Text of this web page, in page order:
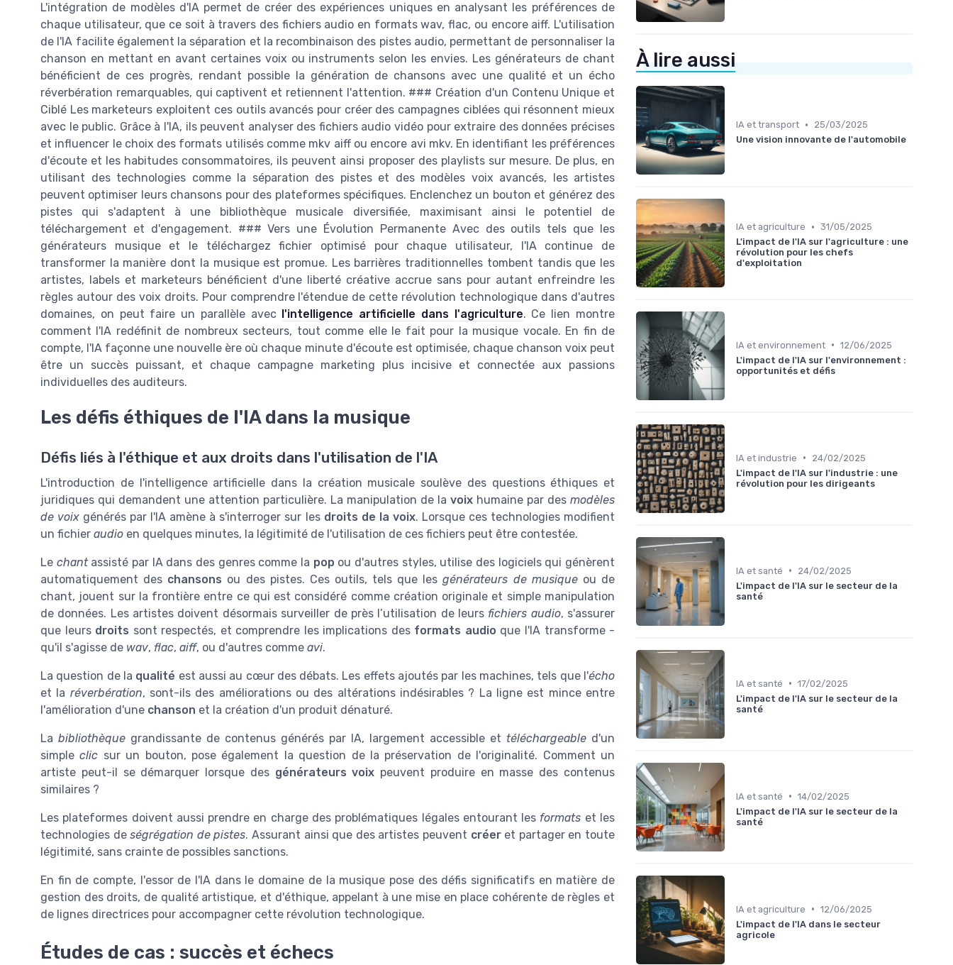
L'intégration de modèles d'IA permet de créer des expériences uniques en analysant les préférences de
chaque utilisateur, que ce soit à travers des fichiers audio en formats wav, flac, ou encore aiff. L'utilisation
de l'IA facilite également la séparation et la recombinaison des pistes audio, permettant de personnaliser la
chanson en mettant en avant certaines voix ou instruments selon les envies. Les générateurs de chant
bénéficient de ces progrès, rendant possible la génération de chansons avec une qualité et un écho
réverbération remarquables, qui captivent et retiennent l'attention. ### Création d'un Contenu Unique et
Ciblé Les marketeurs exploitent ces outils avancés pour créer des campagnes ciblées qui résonnent mieux
avec le public. Grâce à l'IA, ils peuvent analyser des fichiers audio vidéo pour extraire des données précises
et influencer le choix des formats utilisés comme mkv aiff ou encore avi mkv. En identifiant les préférences
d'écoute et les habitudes consommatoires, ils peuvent ainsi proposer des playlists sur mesure. De plus, en
utilisant des technologies comme la séparation des pistes et des modèles voix avancés, les artistes
peuvent optimiser leurs chansons pour des plateformes spécifiques. Enclenchez un bouton et générez des
pistes qui s'adaptent à une bibliothèque musicale diversifiée, maximisant ainsi le potentiel de
téléchargement et d'engagement. ### Vers une Évolution Permanente Avec des outils tels que les
générateurs musique et le téléchargez fichier optimisé pour chaque utilisateur, l'IA continue de
transformer la manière dont la musique est promue. Les barrières traditionnelles tombent tandis que les
artistes, labels et marketeurs bénéficient d'une liberté créative accrue sans pour autant enfreindre les
règles autour des voix droits. Pour comprendre l'étendue de cette révolution technologique dans d'autres
domaines, on peut faire un parallèle avec l'intelligence artificielle dans l'agriculture. Ce lien montre
comment l'IA redéfinit de nombreux secteurs, tout comme elle le fait pour la musique vocale. En fin de
compte, l'IA façonne une nouvelle ère où chaque minute d'écoute est optimisée, chaque chanson voix peut
être un succès puissant, et chaque campagne marketing plus incisive et connectée aux passions
individuelles des auditeurs.
Les défis éthiques de l'IA dans la musique
Défis liés à l'éthique et aux droits dans l'utilisation de l'IA
L'introduction de l'intelligence artificielle dans la création musicale soulève des questions éthiques et
juridiques qui demandent une attention particulière. La manipulation de la voix humaine par des modèles
de voix générés par l'IA amène à s'interroger sur les droits de la voix. Lorsque ces technologies modifient
un fichier audio en quelques minutes, la légitimité de l'utilisation de ces fichiers peut être contestée.
Le chantassisté par IA dans des genres comme la pop ou d'autres styles, utilise des logiciels qui génèrent
automatiquement des chansons ou des pistes. Ces outils, tels que lesgénérateurs de musiqueou de
chant, jouent sur la frontière entre ce qui est considéré comme création originale et simple manipulation
de données. Les artistes doivent désormais surveiller de près l’utilisation de leurs fichiers audio, s'assurer
que leurs droits sont respectés, et comprendre les implications des formats audio que l'IA transforme -
qu'il s'agisse de wav, flac, aiff, ou d'autres comme avi.
La question de la qualité est aussi au cœur des débats. Les effets ajoutés par les machines, tels que l'écho
et la réverbération, sont-ils des améliorations ou des altérations indésirables ? La ligne est mince entre
l'amélioration d'une chanson et la création d'un produit dénaturé.
La bibliothèque grandissante de contenus générés par IA, largement accessible et téléchargeable d'un
simpleclic sur un bouton, pose également la question de la préservation de l'originalité. Comment un
artiste peut-il se démarquer lorsque des générateurs voix peuvent produire en masse des contenus
similaires ?
Les plateformes doivent aussi prendre en charge des problématiques légales entourant les formats et les
technologies deségrégation de pistes. Assurant ainsi que des artistes peuvent créeret partager en toute
légitimité, sans crainte de possibles sanctions.
En fin de compte, l'essor de l'IA dans le domaine de la musique pose des défis significatifs en matière de
gestion des droits, de qualité artistique, et d'éthique, appelant à une mise en place cohérente de règles et
de lignes directrices pour accompagner cette révolution technologique.
Études de cas : succès et échecs
À lire aussi
IA et transport •
25/03/2025
Une vision innovante de l'automobile
IA et agriculture • 31/05/2025
L'impact de l'IA sur l'agriculture : une
révolution pour les chefs
d'exploitation
IA et environnement • 12/06/2025
L'impact de l'IA sur l'environnement :
opportunités et défis
IA et industrie •
24/02/2025
L'impact de l'IA sur l'industrie : une
révolution pour les dirigeants
IA et santé •
24/02/2025
L'impact de l'IA sur le secteur de la
santé
IA et santé • 17/02/2025
L'impact de l'IA sur le secteur de la
santé
IA et santé • 14/02/2025
L'impact de l'IA sur le secteur de la
santé
IA et agriculture • 12/06/2025
L'impact de l'IA dans le secteur
agricole